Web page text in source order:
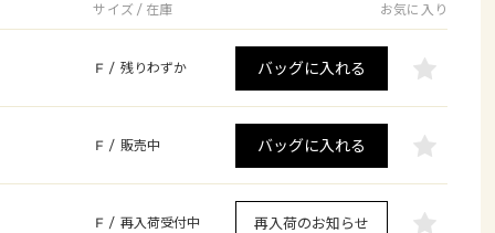
サイズ / 在庫 お気に入り
F / 残りわずか バッグに入れる
F / 販売中 バッグに入れる
F / 再入荷受付中 再入荷のお知らせ